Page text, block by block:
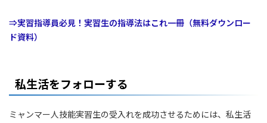
⇒実習指導員必見！実習生の指導法はこれ一冊（無料ダウンロー
ド資料）
私生活をフォローする
ミャンマー人技能実習生の受入れを成功させるためには、私生活